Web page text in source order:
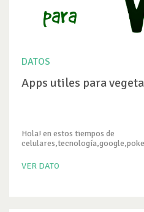
DATOS
Apps utiles para
Hola! en estos tiempos de
VER DATO